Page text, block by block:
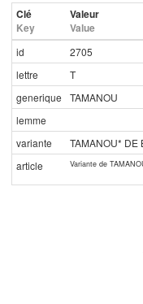
Clé
Key
Valeur
Value
id
2705
lettre
T
generique
TAMANOU
lemme
variante
TAMANOU* DE
article
Variante de